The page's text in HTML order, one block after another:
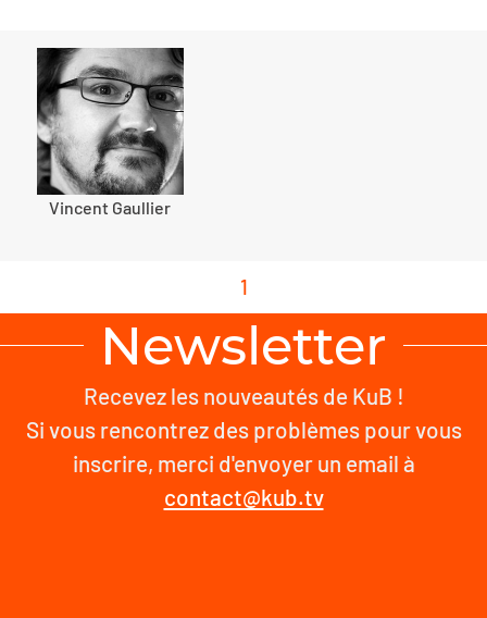
Vincent Gaullier
1
Newsletter
Recevez les nouveautés de KuB !
Si vous rencontrez des problèmes pour vous
inscrire, merci d'envoyer un email à
contact@kub.tv